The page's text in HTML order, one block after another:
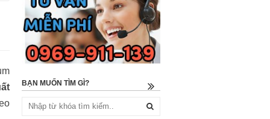
BẠN MUỐN TÌM GÌ?